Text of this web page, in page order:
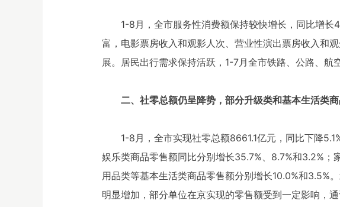
1-8月，全市服务性消费额保持较快增长，同比增
富，电影票房收入和观影人次、营业性演出票房收入和
展。居民出行需求保持活跃，1-7月全市铁路、公路、航
二、社零总额仍呈降势，部分升级类和基本生活类
1-8月，全市实现社零总额8661.1亿元，同比下降
娱乐类商品零售额同比分别增长35.7%、8.7%和3.2%
用品类等基本生活类商品零售额分别增长10.0%和3.5%
明显增加，部分单位在京实现的零售额受到一定影响，